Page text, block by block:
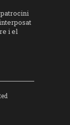
i el